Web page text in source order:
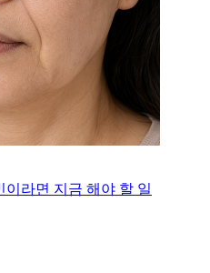
이라면 지금 해야 할 일